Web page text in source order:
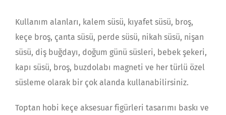
Kullanım alanları, kalem süsü, kıyafet süsü, broş,
keçe broş, çanta süsü, perde süsü, nikah süsü, nişan
süsü, diş buğdayı, doğum günü süsleri, bebek şekeri,
kapı süsü, broş, buzdolabı magneti ve her türlü özel
süsleme olarak bir çok alanda kullanabilirsiniz.
Toptan hobi keçe aksesuar figürleri tasarımı baskı ve